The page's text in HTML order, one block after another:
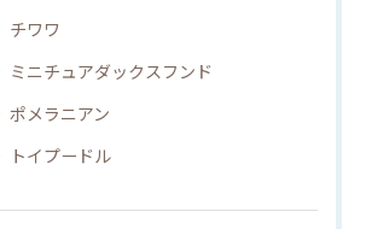
チワワ
ミニチュアダックスフンド
ポメラニアン
トイプードル